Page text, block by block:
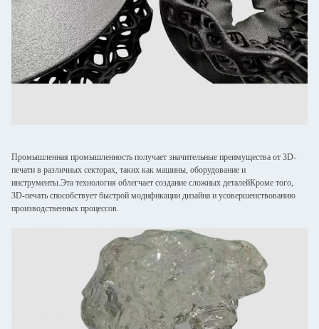
Промышленная промышленность получает значительные преимущества от 3D-
печати в различных секторах, таких как машины, оборудование и
инструменты.Эта технология облегчает создание сложных деталейКроме того,
3D-печать способствует быстрой модификации дизайна и усовершенствованию
производственных процессов.